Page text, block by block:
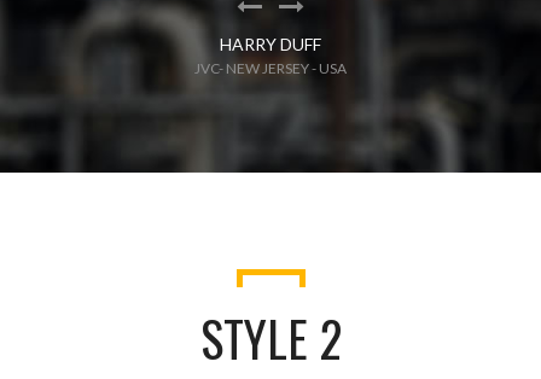
HARRY DUFF
JVC- NEW JERSEY - USA
STYLE 2